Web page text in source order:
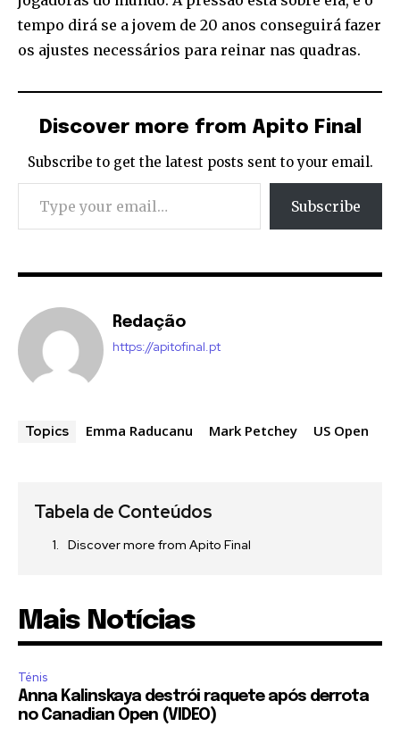
tempo dirá se a jovem de 20 anos conseguirá fazer
os ajustes necessários para reinar nas quadras.
Discover more from Apito Final
Subscribe to get the latest posts sent to your email.
Type your email…
Subscribe
Redação
https://apitofinal.pt
Topics Emma Raducanu Mark Petchey US Open
Tabela de Conteúdos
Discover more from Apito Final
Mais Notícias
Ténis
Anna Kalinskaya destrói raquete após derrota
no Canadian Open (VIDEO)